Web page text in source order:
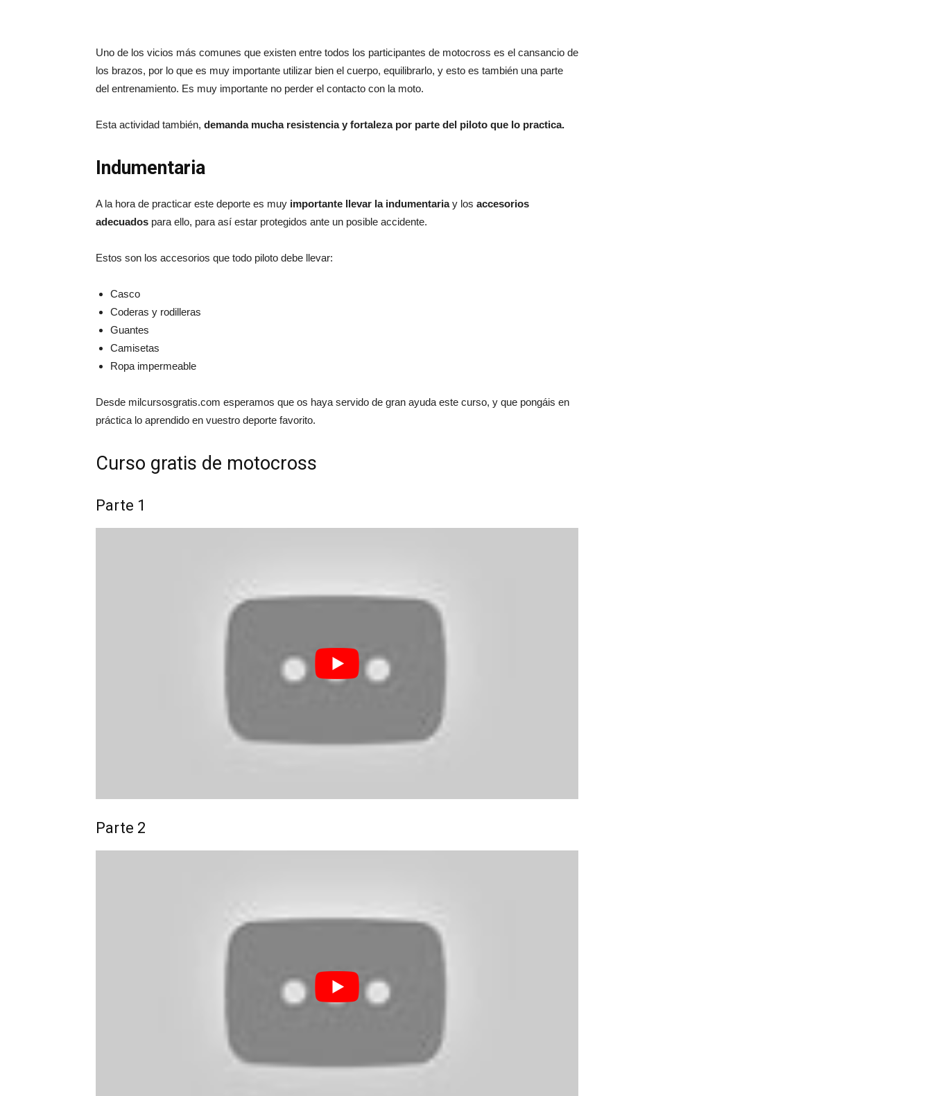
Uno de los vicios más comunes que existen entre todos los participantes de motocross es el cansancio de
los brazos, por lo que es muy importante utilizar bien el cuerpo, equilibrarlo, y esto es también una parte
del entrenamiento. Es muy importante no perder el contacto con la moto.
Esta actividad también, demanda mucha resistencia y fortaleza por parte del piloto que lo practica.
Indumentaria
A la hora de practicar este deporte es muy importante llevar la indumentariay los accesorios
adecuados para ello, para así estar protegidos ante un posible accidente.
Estos son los accesorios que todo piloto debe llevar:
Casco
Coderas y rodilleras
Guantes
Camisetas
Ropa impermeable
Desde milcursosgratis.com esperamos que os haya servido de gran ayuda este curso, y que pongáis en
práctica lo aprendido en vuestro deporte favorito.
Curso gratis de motocross
Parte 1
Parte 2